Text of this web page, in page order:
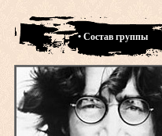
• Состав группы